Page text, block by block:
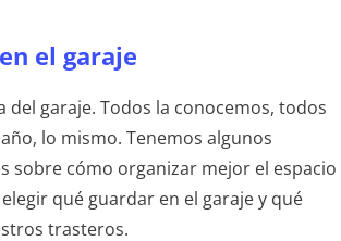
el garaje
del garaje. Todos la conocemos, todos
lo mismo. Tenemos algunos
sobre cómo organizar mejor el espacio
qué guardar en el garaje y qué
trasteros.